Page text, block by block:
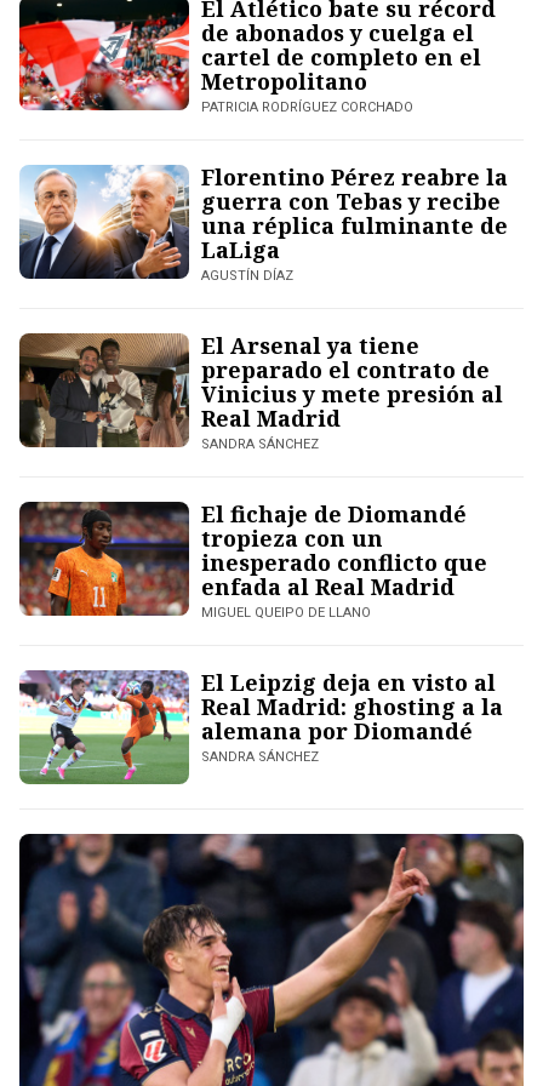
El Atlético bate su récord
de abonados y cuelga el
cartel de completo en el
Metropolitano
PATRICIA RODRÍGUEZ CORCHADO
Florentino Pérez reabre la
guerra con Tebas y recibe
una réplica fulminante de
LaLiga
AGUSTÍN DÍAZ
El Arsenal ya tiene
preparado el contrato de
Vinicius y mete presión al
Real Madrid
SANDRA SÁNCHEZ
El fichaje de Diomandé
tropieza con un
inesperado conflicto que
enfada al Real Madrid
MIGUEL QUEIPO DE LLANO
El Leipzig deja en visto al
Real Madrid: ghosting a la
alemana por Diomandé
SANDRA SÁNCHEZ